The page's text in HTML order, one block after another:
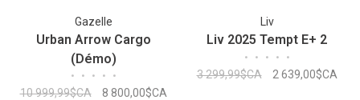
Gazelle
Urban Arrow Cargo
(Démo)
• • • • •
10 999,99$CA 8 800,00$CA
Liv
Liv 2025 Tempt E+ 2
• • • • •
3 299,99$CA 2 639,00$CA